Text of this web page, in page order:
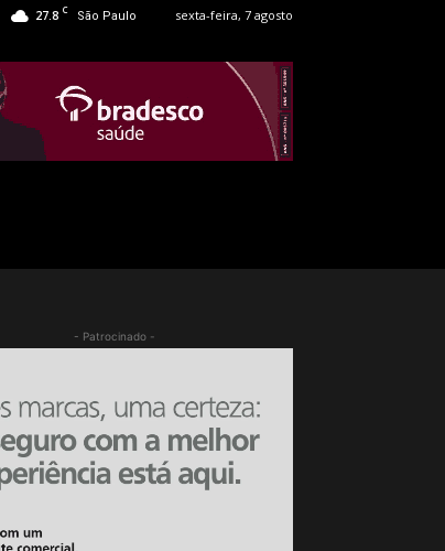
27.8 C São Paulo sexta-feira, 7 agosto
- Patrocinado -